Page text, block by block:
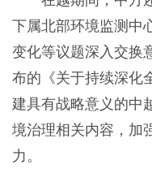
下属北部环境监测中
变化等议题深入交换
布的《关于持续深化
建具有战略意义的中
境治理相关内容，加
力。